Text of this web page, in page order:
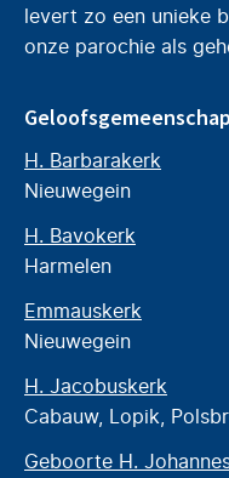
levert zo een unieke
onze parochie als
Geloofsgemeenschap
H. Barbarakerk
Nieuwegein
H. Bavokerk
Harmelen
Emmauskerk
Nieuwegein
H. Jacobuskerk
Cabauw, Lopik,
Geboorte H.